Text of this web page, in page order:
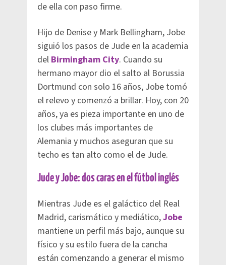
de ella con paso firme.
Hijo de Denise y Mark Bellingham, Jobe
siguió los pasos de Jude en la academia
del Birmingham City. Cuando su
hermano mayor dio el salto al Borussia
Dortmund con solo 16 años, Jobe tomó
el relevo y comenzó a brillar. Hoy, con 20
años, ya es pieza importante en uno de
los clubes más importantes de
Alemania y muchos aseguran que su
techo es tan alto como el de Jude.
Jude y Jobe: dos caras en el fútbol inglés
Mientras Jude es el galáctico del Real
Madrid, carismático y mediático,Jobe
mantiene un perfil más bajo, aunque su
físico y su estilo fuera de la cancha
están comenzando a generar el mismo